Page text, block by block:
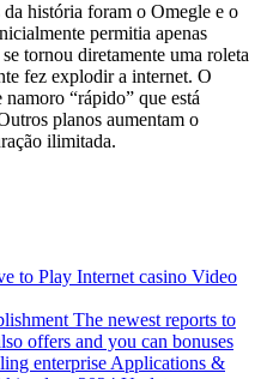
história foram o Omegle e o
permitia apenas
tornou diretamente uma roleta
fez explodir a internet. O
“rápido” que está
planos aumentam o
ilimitada.
to Play Internet casino Video
The newest reports to
offers and you can bonuses
enterprise Applications &